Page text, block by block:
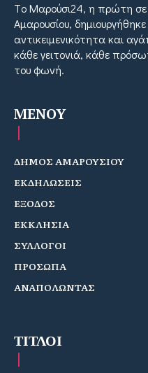
Tο Μαρούσι24, η πρώτη σε
Αμαρουσίου,
αντικειμενικότητα και
κάθε γειτονιά, κάθε
του φωνή.
MENOY
ΔΗΜΟΣ ΑΜΑΡΟΥΣΙΟΥ
ΕΚΔΗΛΩΣΕΙΣ
ΕΞΟΔΟΣ
ΕΚΚΛΗΣΙΑ
ΣΥΛΛΟΓΟΙ
ΠΡΟΣΩΠΑ
ΑΝΑΠΟΛΩΝΤΑΣ
ΤΙΤΛΟΙ